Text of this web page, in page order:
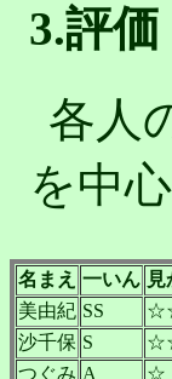
3.評価
各人
を中心
名まえ 一いん 見
美由紀 SS
沙千保 S
つぐみ A ☆